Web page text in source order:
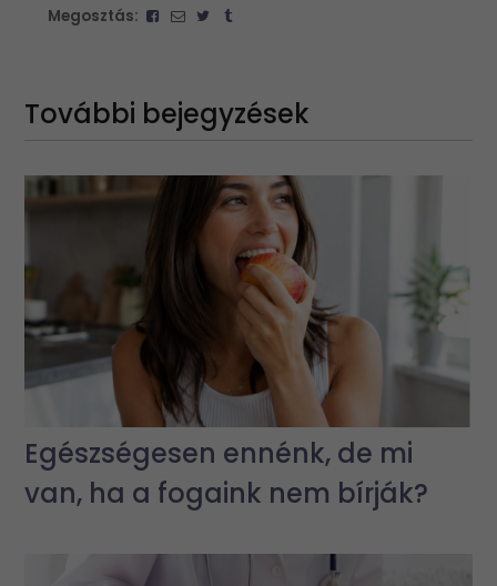
Megosztás:
További bejegyzések
Egészségesen ennénk, de mi
van, ha a fogaink nem bírják?